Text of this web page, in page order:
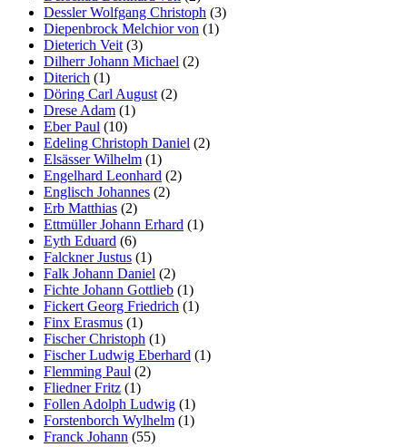
Dessler Wolfgang Christoph (3)
Diepenbrock Melchior von (1)
Dieterich Veit (3)
Dilherr Johann Michael (2)
Diterich (1)
Döring Carl August (2)
Drese Adam (1)
Eber Paul (10)
Edeling Christoph Daniel (2)
Elsässer Wilhelm (1)
Engelhard Leonhard (2)
Englisch Johannes (2)
Erb Matthias (2)
Ettmüller Johann Erhard (1)
Eyth Eduard (6)
Falckner Justus (1)
Falk Johann Daniel (2)
Fichte Johann Gottlieb (1)
Fickert Georg Friedrich (1)
Finx Erasmus (1)
Fischer Christoph (1)
Fischer Ludwig Eberhard (1)
Flemming Paul (2)
Fliedner Fritz (1)
Follen Adolph Ludwig (1)
Forstenborch Wylhelm (1)
Franck Johann (55)